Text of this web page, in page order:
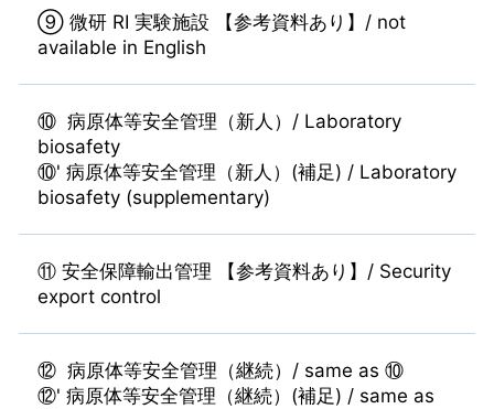
⑨ 微研 RI 実験施設 【参考資料あり】/ not
available in English
⑩ 病原体等安全管理（新人）/ Laboratory
biosafety
⑩' 病原体等安全管理（新人）(補足) / Laboratory
biosafety (supplementary)
⑪ 安全保障輸出管理 【参考資料あり】/ Security
export control
⑫ 病原体等安全管理（継続）/ same as ⑩
⑫' 病原体等安全管理（継続）(補足) / same as